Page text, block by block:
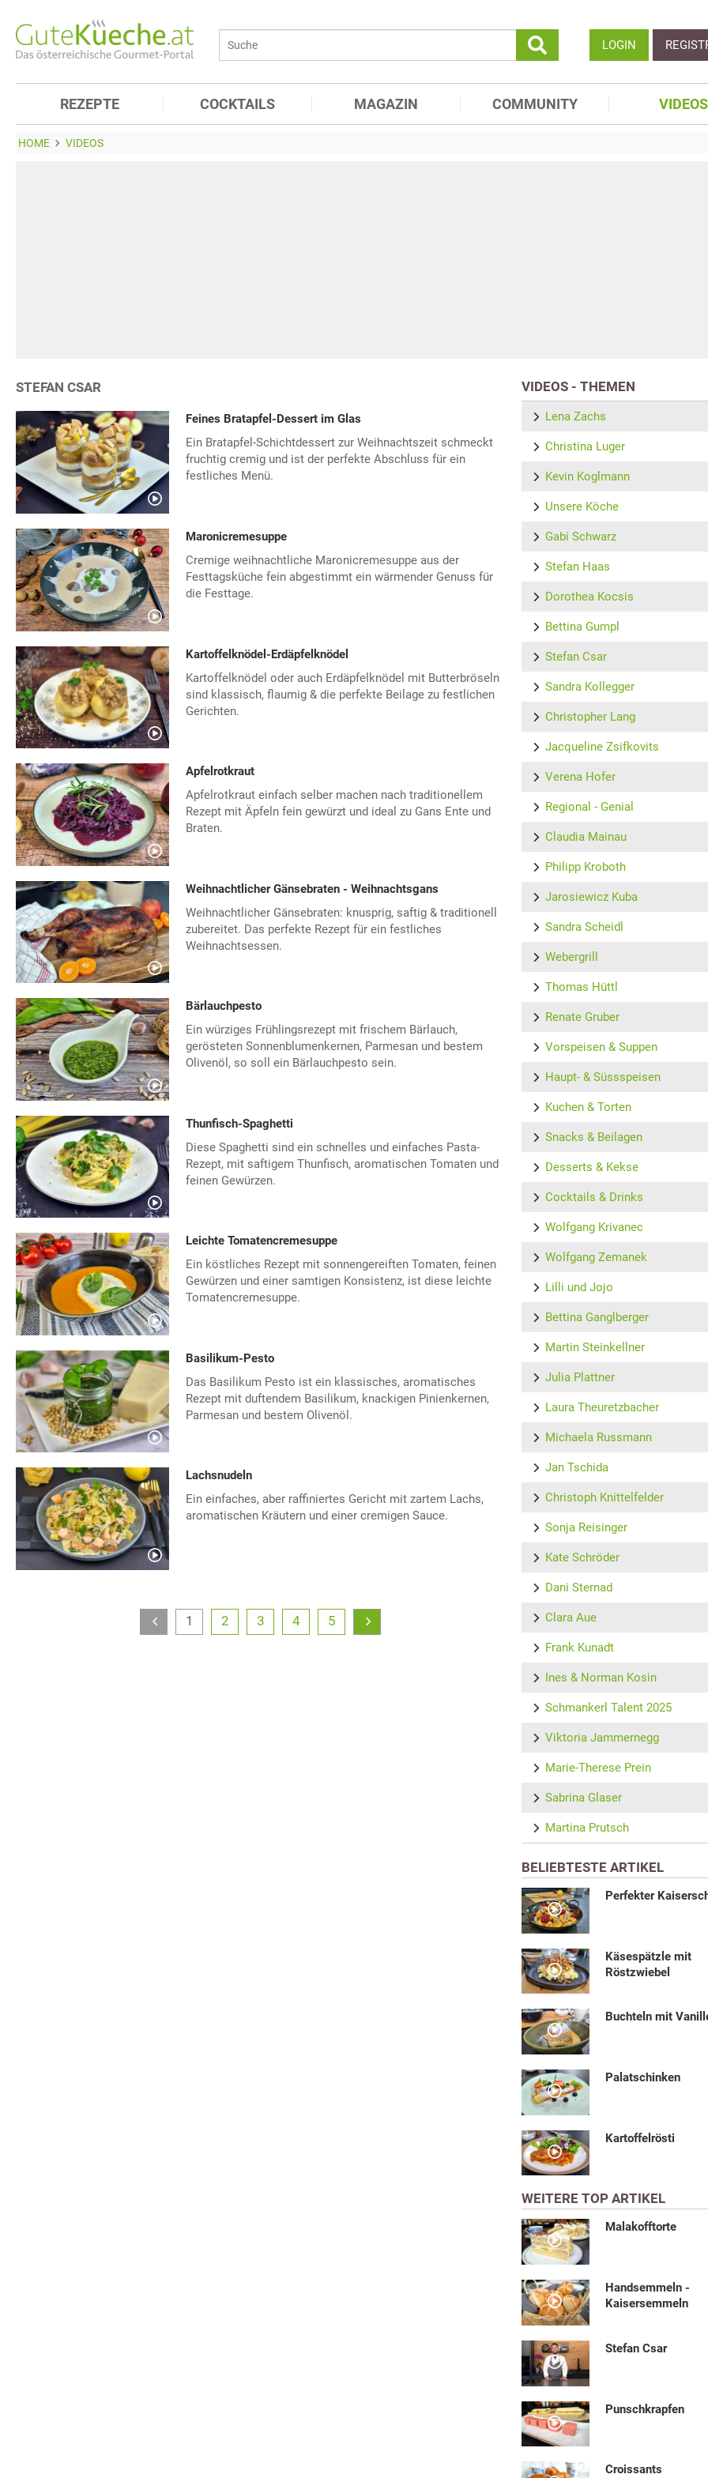
LOGIN
REZEPTE COCKTAILS MAGAZIN COMMUNITY VIDEOS
HOME VIDEOS
STEFAN CSAR
Feines Bratapfel-Dessert im Glas
Ein Bratapfel-Schichtdessert zur Weihnachtszeit schmeckt
fruchtig cremig und ist der perfekte Abschluss für ein
festliches Menü.
Maronicremesuppe
Cremige weihnachtliche Maronicremesuppe aus der
Festtagsküche fein abgestimmt ein wärmender Genuss für
die Festtage.
Kartoffelknödel-Erdäpfelknödel
Kartoffelknödel oder auch Erdäpfelknödel mit Butterbröseln
sind klassisch, flaumig & die perfekte Beilage zu festlichen
Gerichten.
Apfelrotkraut
Apfelrotkraut einfach selber machen nach traditionellem
Rezept mit Äpfeln fein gewürzt und ideal zu Gans Ente und
Braten.
Weihnachtlicher Gänsebraten - Weihnachtsgans
Weihnachtlicher Gänsebraten: knusprig, saftig & traditionell
zubereitet. Das perfekte Rezept für ein festliches
Weihnachtsessen.
Bärlauchpesto
Ein würziges Frühlingsrezept mit frischem Bärlauch,
gerösteten Sonnenblumenkernen, Parmesan und bestem
Olivenöl, so soll ein Bärlauchpesto sein.
Thunfisch-Spaghetti
Diese Spaghetti sind ein schnelles und einfaches Pasta-
Rezept, mit saftigem Thunfisch, aromatischen Tomaten und
feinen Gewürzen.
Leichte Tomatencremesuppe
Ein köstliches Rezept mit sonnengereiften Tomaten, feinen
Gewürzen und einer samtigen Konsistenz, ist diese leichte
Tomatencremesuppe.
Basilikum-Pesto
Das Basilikum Pesto ist ein klassisches, aromatisches
Rezept mit duftendem Basilikum, knackigen Pinienkernen,
Parmesan und bestem Olivenöl.
Lachsnudeln
Ein einfaches, aber raffiniertes Gericht mit zartem Lachs,
aromatischen Kräutern und einer cremigen Sauce.
1 2 3 4 5
VIDEOS - THEMEN
Lena Zachs
Christina Luger
Kevin Koglmann
Unsere Köche
Gabi Schwarz
Stefan Haas
Dorothea Kocsis
Bettina Gumpl
Stefan Csar
Sandra Kollegger
Christopher Lang
Jacqueline Zsifkovits
Verena Hofer
Regional - Genial
Claudia Mainau
Philipp Kroboth
Jarosiewicz Kuba
Sandra Scheidl
Webergrill
Thomas Hüttl
Renate Gruber
Vorspeisen & Suppen
Haupt- & Süssspeisen
Kuchen & Torten
Snacks & Beilagen
Desserts & Kekse
Cocktails & Drinks
Wolfgang Krivanec
Wolfgang Zemanek
Lilli und Jojo
Bettina Ganglberger
Martin Steinkellner
Julia Plattner
Laura Theuretzbacher
Michaela Russmann
Jan Tschida
Christoph Knittelfelder
Sonja Reisinger
Kate Schröder
Dani Sternad
Clara Aue
Frank Kunadt
Ines & Norman Kosin
Schmankerl Talent 2025
Viktoria Jammernegg
Marie-Therese Prein
Sabrina Glaser
Martina Prutsch
BELIEBTESTE ARTIKEL
Perfekter
Käsespätzle mit
Röstzwiebel
Buchteln mit
Palatschinken
Kartoffelrösti
WEITERE TOP ARTIKEL
Malakofftorte
Handsemmeln -
Kaisersemmeln
Stefan Csar
Punschkrapfen
Croissants